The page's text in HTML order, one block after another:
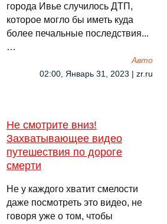
города Ивье случилось ДТП,
которое могло бы иметь куда
более печальные последствия...
…
Авто
02:00, Январь 31, 2023 | zr.ru
Не смотрите вниз!
Захватывающее видео
путешествия по дороге
смерти
Не у каждого хватит смелости
даже посмотреть это видео, не
говоря уже о том, чтобы